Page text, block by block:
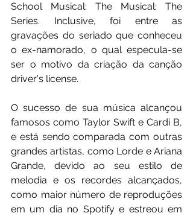
School Musical: The Musical: The
Series. Inclusive, foi entre as
gravações do seriado que conheceu
o ex-namorado, o qual especula-se
ser o motivo da criação da canção
driver's license.
O sucesso de sua música alcançou
famosos como Taylor Swift e Cardi B,
e está sendo comparada com outras
grandes artistas, como Lorde e Ariana
Grande, devido ao seu estilo de
melodia e os recordes alcançados,
como maior número de reproduções
em um dia no Spotify e estreou em